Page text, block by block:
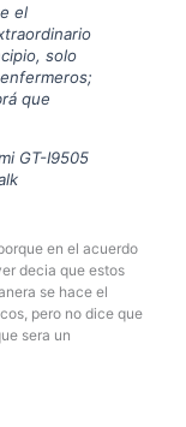
el
solo
que
GT-I9505
en el acuerdo
decia que estos
se hace el
pero no dice que
sera un